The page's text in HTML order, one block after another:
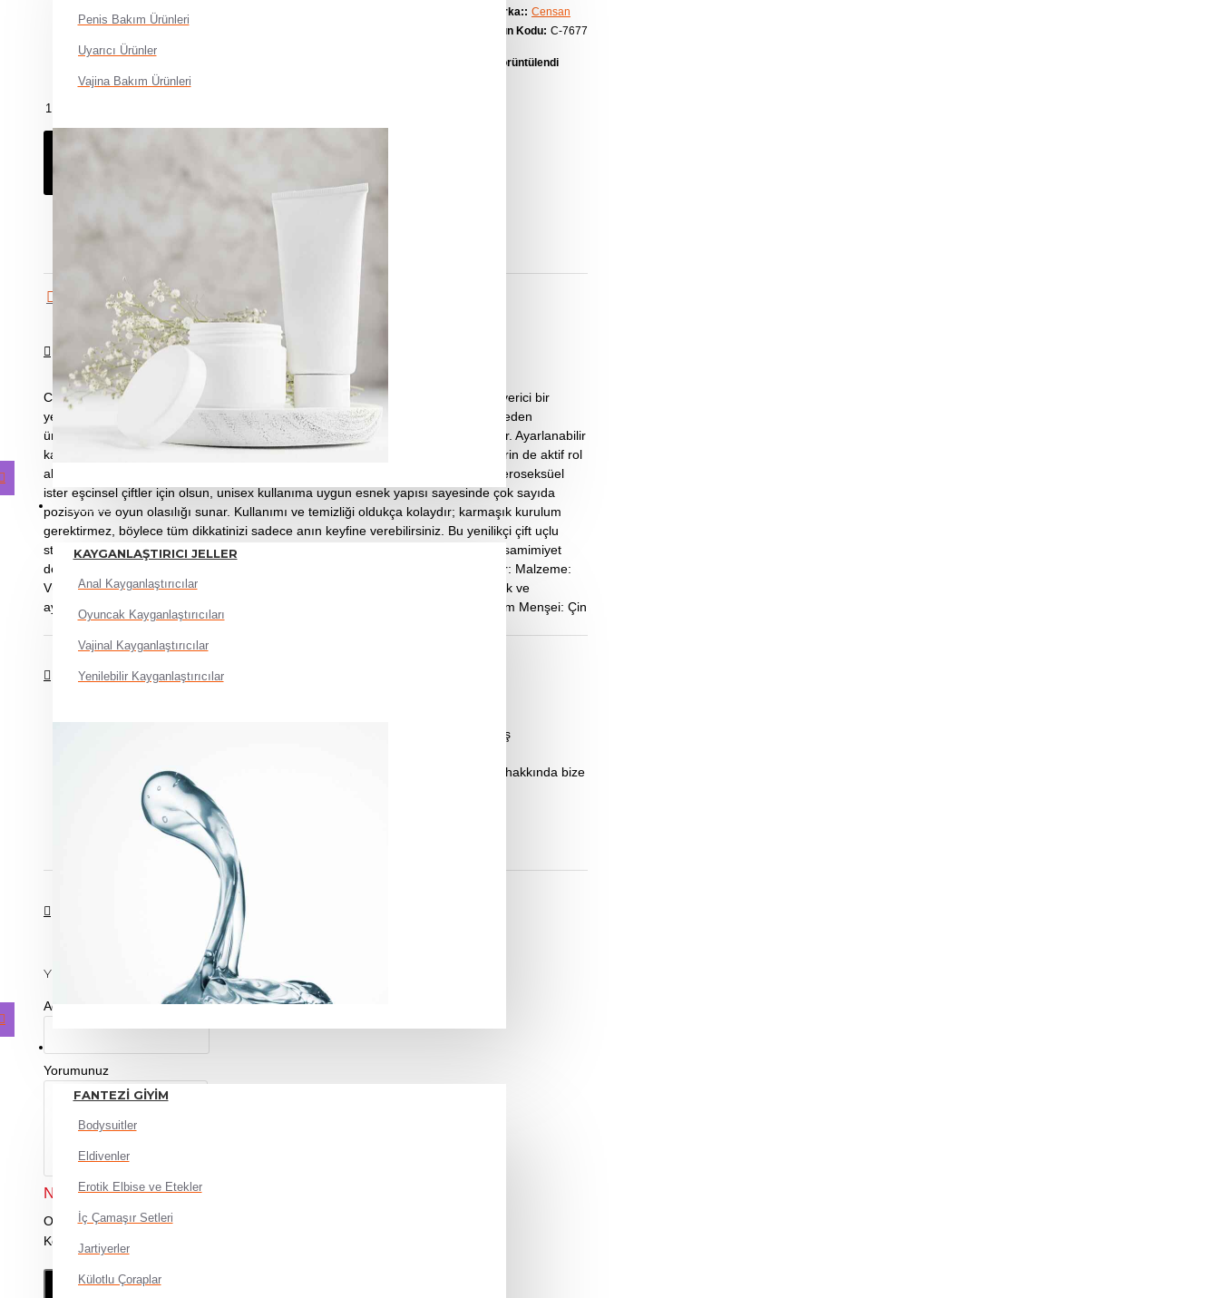
Penis Bakım Ürünleri
Uyarıcı Ürünler
Vajina Bakım Ürünleri
JELLER
KAYGANLAŞTIRICI JELLER
Anal Kayganlaştırıcılar
Oyuncak Kayganlaştırıcıları
Vajinal Kayganlaştırıcılar
Yenilebilir Kayganlaştırıcılar
FANTEZI GIYIM
Bodysuitler
Eldivenler
Erotik Elbise ve Etekler
İç Çamaşır Setleri
Jartiyerler
Külotlu Çoraplar
Marka:: Censan
Ürün Kodu: C-7677
276 kez görüntülendi
Karşılaştırma listesine ekle
ÜRÜN BILGISI
Censan Çift Uçlu Strapon, çiftlerin birlikte keşfedebileceği çok yönlü ve heyecan verici bir
yetişkin oyuncaktır. Tamamen vücut dostu, pürüzsüz ve yumuşak silikon malzemeden
üretilmiştir; tahriş veya rahatsızlık oluşturmadan maksimum konfor ve zevk sağlar. Ayarlanabilir
kayış sistemi, farklı vücut tiplerine güvenli ve rahat bir uyum sunar. Her iki partnerin de aktif rol
alabildiği bu özel tasarım, ortak haz ve samimiyeti artırmak için idealdir. İster heteroseksüel
ister eşcinsel çiftler için olsun, unisex kullanıma uygun esnek yapısı sayesinde çok sayıda
pozisyon ve oyun olasılığı sunar. Kullanımı ve temizliği oldukça kolaydır; karmaşık kurulum
gerektirmez, böylece tüm dikkatinizi sadece anın keyfine verebilirsiniz. Bu yenilikçi çift uçlu
strapon, ilişkinizi renklendirmek, aranızdaki bağı güçlendirmek ve daha derin bir samimiyet
deneyimi yaşamak isteyen çiftler için mükemmel bir tercihtir. Öne Çıkan Özellikler: Malzeme:
Vücut dostu, yumuşak silikon Kullanıcı: Kadın, erkek, çift, eşcinsel, lezbiyen Esnek ve
ayarlanabilir kayış sistemi Ciltle uyumlu, pürüzsüz yüzey Kolay temizlik ve kullanım Menşei: Çin
İPTAL & İADE
Hijyenik ürünler olduğu için ambalajı açılmış, zarar görmüş veya kullanılmış
Satın almadan önce
. Merak ettiğiniz konular hakkında bize
danışabilirsiniz.
Fabrika ve üretim hatalarına karşı ürünlerimiz değişim garantisi altındadır.
Kullanıcı hatalarından kaynaklanan sorunlardan firmamız sorumlu değildir.
YORUM YAP
Adınız
Yorumunuz
Not:
HTML'e dönüştürülmez!
Oylama
Kötü
DEVAM